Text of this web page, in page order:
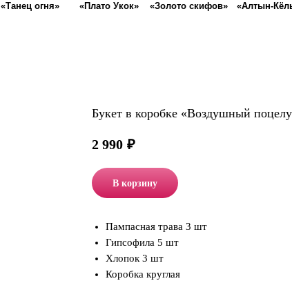
«Танец огня»
«Плато Укок»
«Золото скифов»
«Алтын-
Букет в коробке «Воздушный
2 990 ₽
В корзину
Пампасная трава 3 шт
Гипсофила 5 шт
Хлопок 3 шт
Коробка круглая